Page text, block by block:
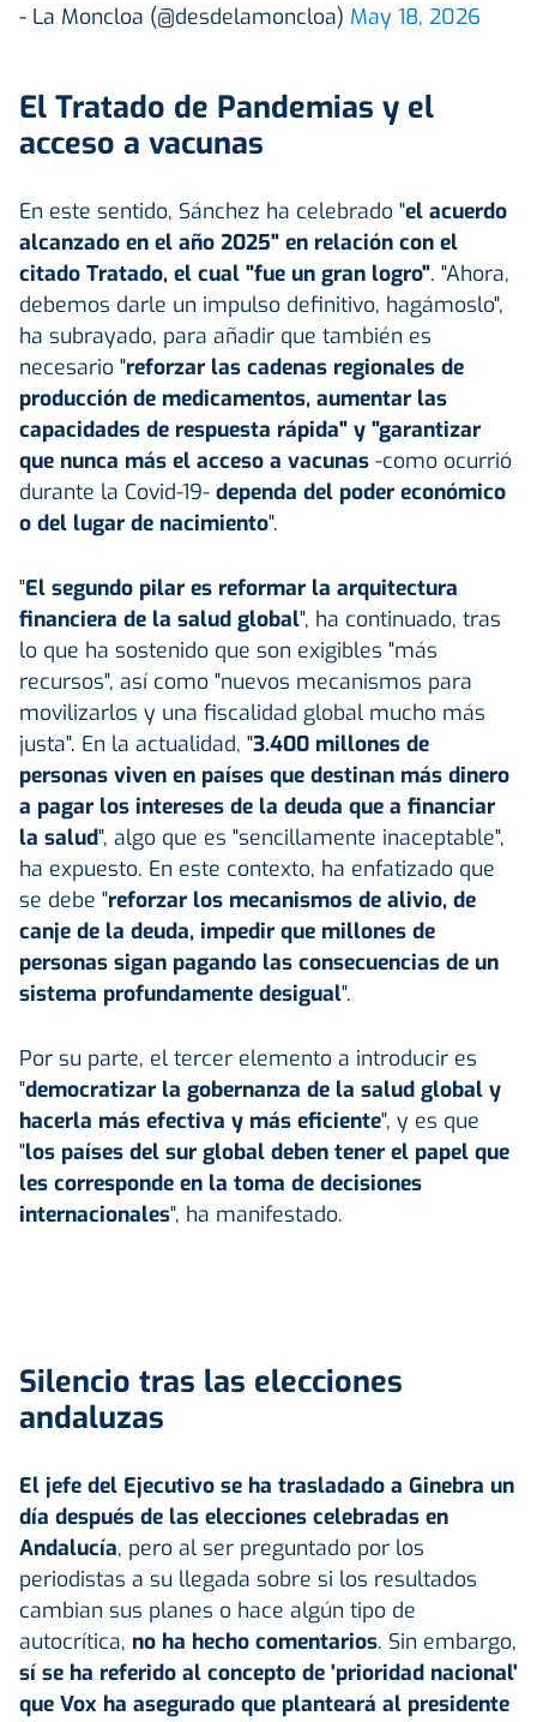
- La Moncloa (@desdelamoncloa) May 18, 2026
El Tratado de Pandemias y el
acceso a vacunas
En este sentido, Sánchez ha celebrado "el acuerdo
alcanzado en el año 2025" en relación con el
citado Tratado, el cual "fue un gran logro". "Ahora,
debemos darle un impulso definitivo, hagámoslo",
ha subrayado, para añadir que también es
necesario "reforzar las cadenas regionales de
producción de medicamentos, aumentar las
capacidades de respuesta rápida" y "garantizar
que nunca más el acceso a vacunas -como ocurrió
durante la Covid-19- dependa del poder económico
o del lugar de nacimiento".
"El segundo pilar es reformar la arquitectura
financiera de la salud global", ha continuado, tras
lo que ha sostenido que son exigibles "más
recursos", así como "nuevos mecanismos para
movilizarlos y una fiscalidad global mucho más
justa". En la actualidad, "3.400 millones de
personas viven en países que destinan más dinero
a pagar los intereses de la deuda que a financiar
la salud", algo que es "sencillamente inaceptable",
ha expuesto. En este contexto, ha enfatizado que
se debe "reforzar los mecanismos de alivio, de
canje de la deuda, impedir que millones de
personas sigan pagando las consecuencias de un
sistema profundamente desigual".
Por su parte, el tercer elemento a introducir es
"democratizar la gobernanza de la salud global y
hacerla más efectiva y más eficiente", y es que
"los países del sur global deben tener el papel que
les corresponde en la toma de decisiones
internacionales", ha manifestado.
Silencio tras las elecciones
andaluzas
El jefe del Ejecutivo se ha trasladado a Ginebra un
día después de las elecciones celebradas en
Andalucía, pero al ser preguntado por los
periodistas a su llegada sobre si los resultados
cambian sus planes o hace algún tipo de
autocrítica, no ha hecho comentarios. Sin embargo,
sí se ha referido al concepto de 'prioridad nacional'
que Vox ha asegurado que planteará al presidente